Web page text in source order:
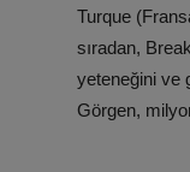
Turque
sıradan,
yeteneğini ve
Görgen,